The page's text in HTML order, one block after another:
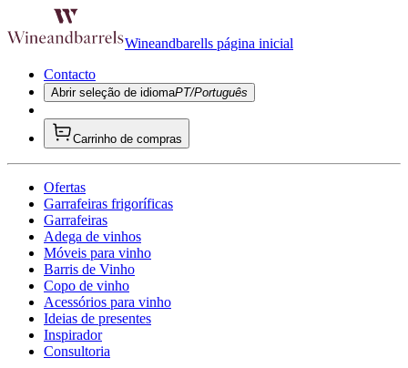
Wineandbarells página inicial
Contacto
Abrir seleção de idiomaPT/Português
Carrinho de compras
Ofertas
Garrafeiras frigoríficas
Garrafeiras
Adega de vinhos
Móveis para vinho
Barris de Vinho
Copo de vinho
Acessórios para vinho
Ideias de presentes
Inspirador
Consultoria